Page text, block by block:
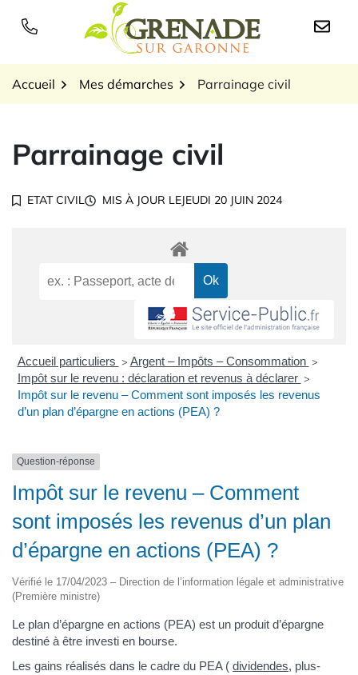
Logo Grenade sur
Accueil Mes démarches Parrainage civil
Parrainage civil
ETAT CIVIL MIS À JOUR LEJEUDI 20 JUIN 2024
Accueil particuliers > Argent – Impôts – Consommation >
Impôt sur le revenu : déclaration et revenus à déclarer >
Impôt sur le revenu – Comment sont imposés les revenus
d’un plan d’épargne en actions (PEA) ?
Question-réponse
Impôt sur le revenu – Comment
sont imposés les revenus d’un plan
d’épargne en actions (PEA) ?
Vérifié le 17/04/2023 – Direction de l’information légale et administrative
(Première ministre)
Le plan d’épargne en actions (PEA) est un produit d’épargne
destiné à être investi en bourse.
Les gains réalisés dans le cadre du PEA ( dividendes, plus-